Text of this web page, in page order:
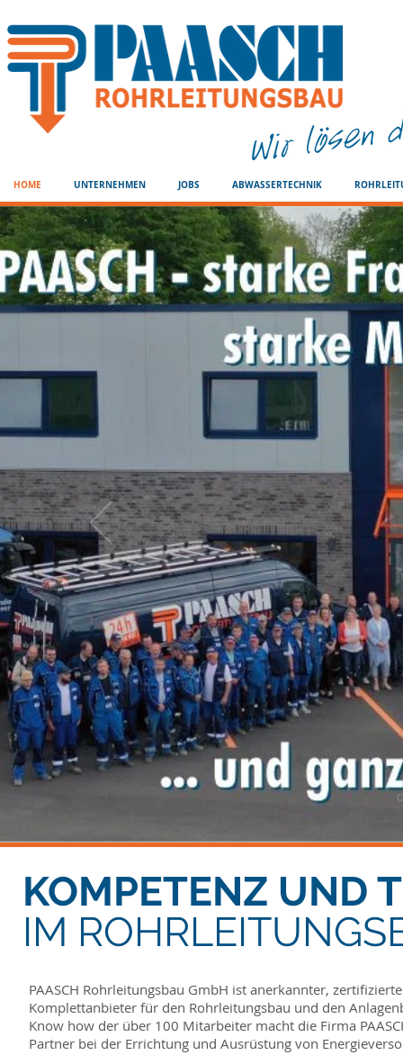
HOME UNTERNEHMEN JOBS ABWASSERTECHNIK
KOMPETENZ UND
IM
PAASCH Rohrleitungsbau GmbH ist anerkannter,
Komplettanbieter für den Rohrleitungsbau und den
Know how der über 100 Mitarbeiter macht die Firma
Partner bei der Errichtung und Ausrüstung von